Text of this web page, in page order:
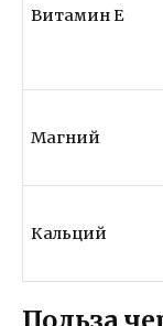
Витамин Е
Магний
Кальций